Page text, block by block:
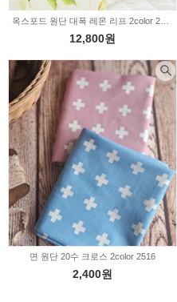
12,800원
면 원단 20수 크로스 2color 2516
2,400원